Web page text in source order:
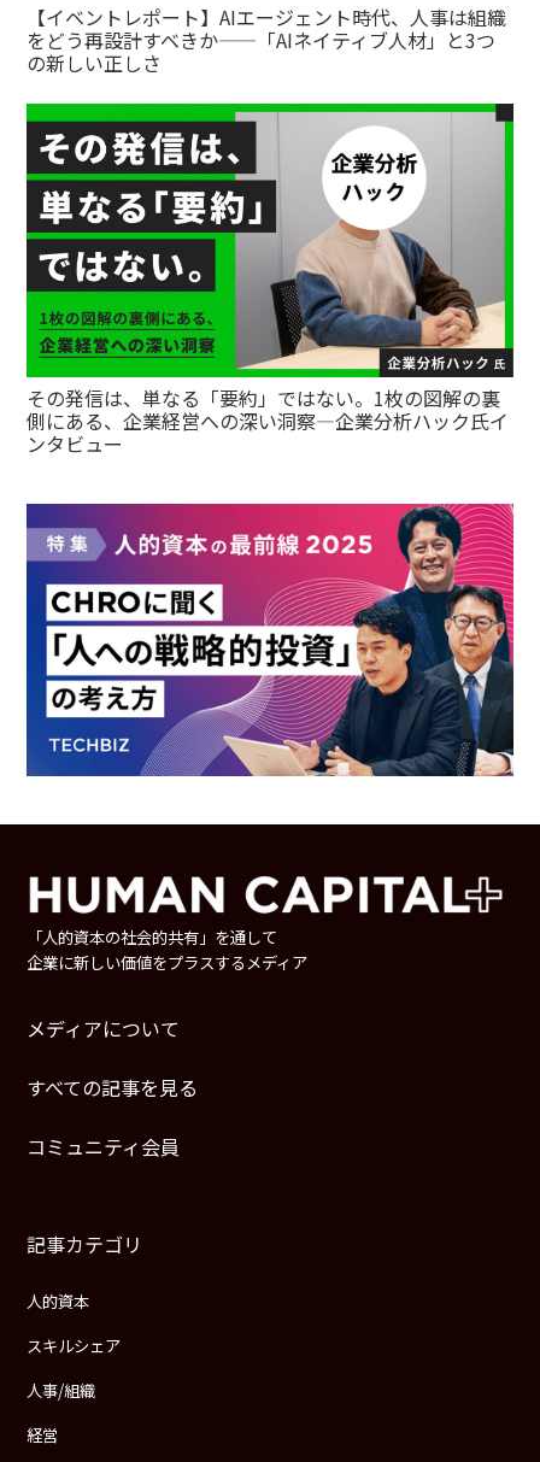
【イベントレポート】AIエージェント時代、人事は組織
をどう再設計すべきか——「AIネイティブ人材」と3つ
の新しい正しさ
その発信は、単なる「要約」ではない。1枚の図解の裏
側にある、企業経営への深い洞察—企業分析ハック氏イ
ンタビュー
「人的資本の社会的共有」を通して
企業に新しい価値をプラスするメディア
メディアについて
すべての記事を見る
コミュニティ会員
記事カテゴリ
人的資本
スキルシェア
人事/組織
経営